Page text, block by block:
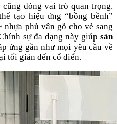
đóng vai trò quan trọng.
tạo hiệu ứng “bồng bềnh”
phủ vân gỗ cho vẻ sang
sự đa dạng này giúp sản
ứng gần như mọi yêu cầu về
tối giản đến cổ điển.